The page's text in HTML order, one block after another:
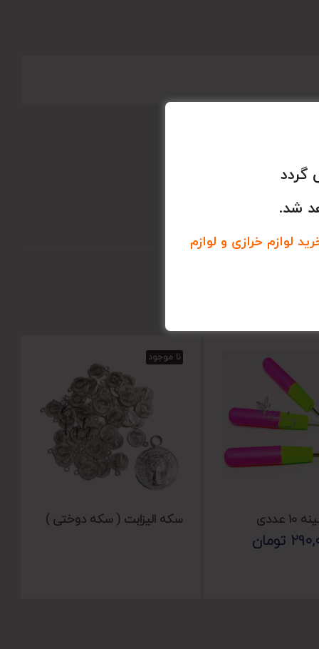
تومان
نا موجود
سکه الیزابت ( سکه دوختی )
گردد
شد.
لوازم خرازی و لوازم